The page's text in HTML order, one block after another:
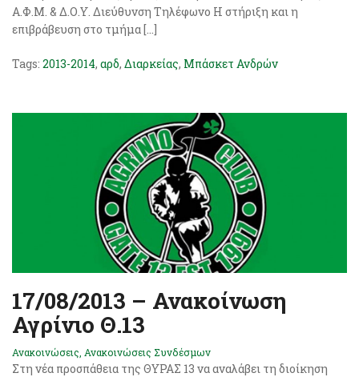
Α.Φ.Μ. & Δ.Ο.Υ. Διεύθυνση Τηλέφωνο Η στήριξη και η
επιβράβευση στο τμήμα […]
Tags: 2013-2014, αρδ, Διαρκείας, Μπάσκετ Ανδρών
17/08/2013 – Ανακοίνωση
Αγρίνιο Θ.13
Ανακοινώσεις Ανακοινώσεις Συνδέσμων
Στη νέα προσπάθεια της ΘΥΡΑΣ 13 να αναλάβει τη διοίκηση